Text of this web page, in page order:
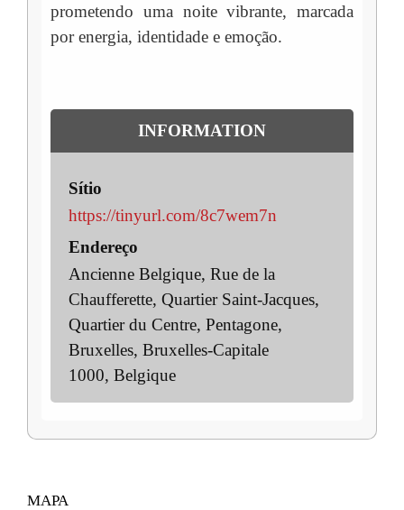
prometendo uma noite vibrante, marcada
por energia, identidade e emoção.
INFORMATION
Sítio
https://tinyurl.com/8c7wem7n
Endereço
Ancienne Belgique, Rue de la
Chaufferette, Quartier Saint-Jacques,
Quartier du Centre, Pentagone,
Bruxelles, Bruxelles-Capitale
1000, Belgique
MAPA